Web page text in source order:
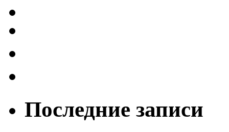
Последние записи